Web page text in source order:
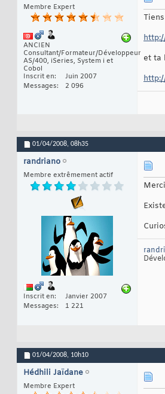
Membre Expert
ANCIEN
Consultant/Formateur/Développeur
AS/400, iSeries, System i et
Cobol
Inscrit en
Juin 2007
Messages
2 096
et ta
01/04/2008, 08h35
randriano
Membre extrêmement actif
Inscrit en
Janvier 2007
Messages
1 221
01/04/2008, 10h10
Hédhili Jaïdane
Membre Expert